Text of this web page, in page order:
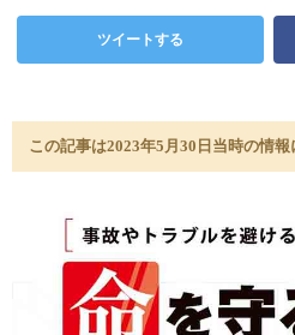
ツイートする
この記事は2023年5月30日当時の情報